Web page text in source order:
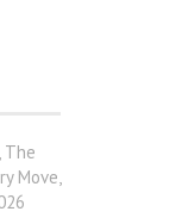
The
Move,